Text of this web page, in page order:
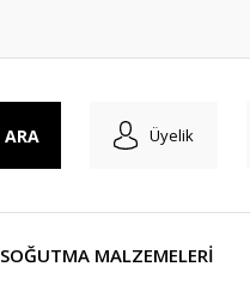
ARA Üyelik
SOĞUTMA MALZEMELERİ